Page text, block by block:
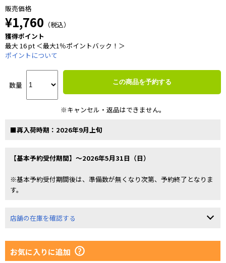
販売価格
¥1,760 （税込）
獲得ポイント
最大 16 pt ＜最大1％ポイントバック！＞
ポイントについて
数量 この商品を予約する
※キャンセル・返品はできません。
■再入荷時期：2026年9月上旬
【基本予約受付期間】～2026年5月31日（日）
※基本予約受付期間後は、準備数が無くなり次第、予約終了となりま
す。
店舗の在庫を確認する
お気に入りに追加